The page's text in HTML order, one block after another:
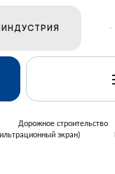
Дорожное строительство
экран)